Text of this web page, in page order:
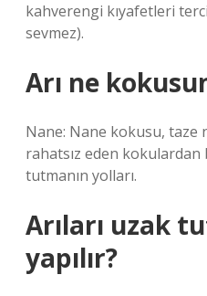
kahverengi kıyafetleri
sevmez).
Arı ne
Nane: Nane kokusu, taze
rahatsız eden kokulardan
tutmanın yolları.
Arıları uzak
yapılır?